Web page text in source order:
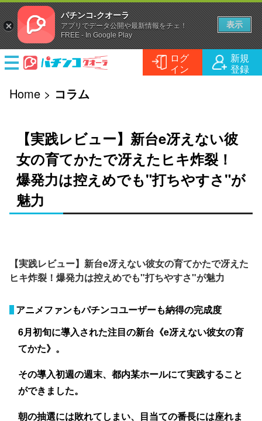
機種情報
パチスロ
コラム
実戦記事
コミュニティ
店舗情報
業界ニュース
ホール情報
動画
公式チャンネル
ログ
イン
新規
登録
Home > コラム
【実践レビュー】新台e冴えない彼
女の育てかたで冴えたヒキ炸裂！
爆発力は控えめでも"打ちやすさ"が
魅力
【実践レビュー】新台e冴えない彼女の育てかたで冴えた
ヒキ炸裂！爆発力は控えめでも"打ちやすさ"が魅力
アニメファンもパチンコユーザーも納得の完成度
6月初旬に導入された注目の新台《e冴えない彼女の育
てかた》。
その導入初週の週末、都内某ホールにて実践すること
ができました。
朝の抽選には敗れてしまい、目当ての番長には座れま
パチンコ-クオーラ
アプリでデータ公開や最新情報をチェ！
FREE - In Google Play
表示